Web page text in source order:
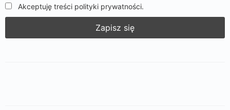
Akceptuję treści polityki prywatności.